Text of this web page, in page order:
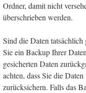
Ordner, damit nicht
überschrieben werden.
Sind die Daten
Sie ein Backup Ihrer
gesicherten Daten
achten, dass Sie die
zurücksichern. Falls das